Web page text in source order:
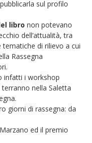
sul profilo
libro non potevano
dell’attualità, tra
di rilievo a cui
Rassegna
infatti i workshop
terranno nella Saletta
giorni di rassegna: da
ed il premio